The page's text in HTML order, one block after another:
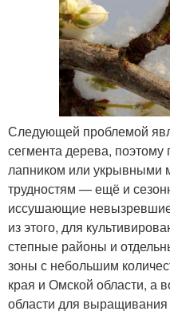
Следующей проблемой
сегмента дерева, поэтому
лапником или укрывными
трудностям — ещё и
иссушающие
из этого, для
степные районы и
зоны с небольшим
края и Омской области, а
области для